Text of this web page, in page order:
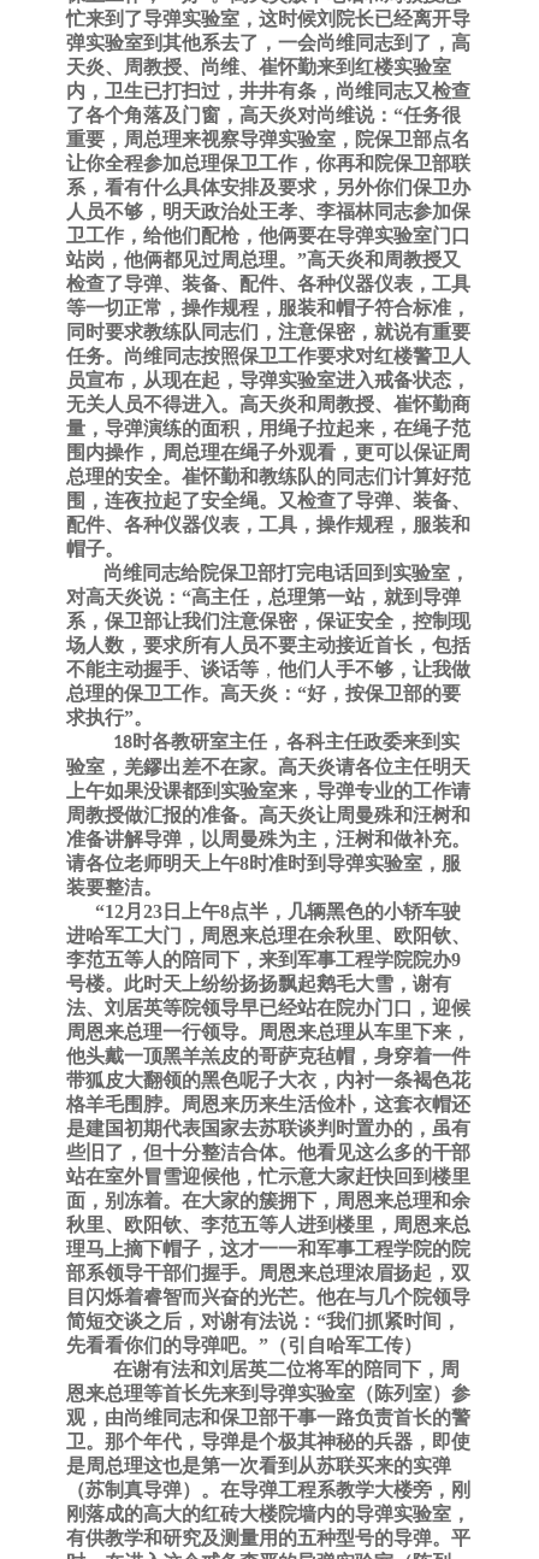
忙来到了导弹实验室，这时候刘院长已经离开导
弹实验室到其他系去了，一会尚维同志到了，高
天炎、周教授、尚维、崔怀勤来到红楼实验室
内，卫生已打扫过，井井有条，尚维同志又检查
了各个角落及门窗，高天炎对尚维说：“任务很
重要，周总理来视察导弹实验室，院保卫部点名
让你全程参加总理保卫工作，你再和院保卫部联
系，看有什么具体安排及要求，另外你们保卫办
人员不够，明天政治处王孝、李福林同志参加保
卫工作，给他们配枪，他俩要在导弹实验室门口
站岗，他俩都见过周总理。”高天炎和周教授又
检查了导弹、装备、配件、各种仪器仪表，工具
等一切正常，操作规程，服装和帽子符合标准，
同时要求教练队同志们，注意保密，就说有重要
任务。尚维同志按照保卫工作要求对红楼警卫人
员宣布，从现在起，导弹实验室进入戒备状态，
无关人员不得进入。高天炎和周教授、崔怀勤商
量，导弹演练的面积，用绳子拉起来，在绳子范
围内操作，周总理在绳子外观看，更可以保证周
总理的安全。崔怀勤和教练队的同志们计算好范
围，连夜拉起了安全绳。又检查了导弹、装备、
配件、各种仪器仪表，工具，操作规程，服装和
帽子。
尚维同志给院保卫部打完电话回到实验室，
对高天炎说： “高主任，总理第一站，就到导弹
系，保卫部让我们注意保密，保证安全，控制现
场人数，要求所有人员不要主动接近首长，包括
不能主动握手、谈话等， 他们人手不够，让我做
总理的保卫工作。高天炎： “好，按保卫部的要
求执行”。
18时各教研室主任，各科主任政委来到实
验室， 羌鏐出差不在家。高天炎请各位主任明天
上午如果没课都到实验室来，导弹专业的工作请
周教授做汇报的准备。 高天炎让周曼殊和汪树和
准备讲解导弹，以周曼殊为主， 汪树和做补充。
请各位老师明天上午8时准时到导弹实验室，服
装要整洁。
“12月23日上午8点半，几辆黑色的小轿车驶
进哈军工大门，周恩来总理在余秋里、欧阳钦、
李范五等人的陪同下，来到军事工程学院院办9
号楼。此时天上纷纷扬扬飘起鹅毛大雪，谢有
法、刘居英等院领导早已经站在院办门口，迎候
周恩来总理一行领导。周恩来总理从车里下来，
他头戴一顶黑羊羔皮的哥萨克毡帽，身穿着一件
带狐皮大翻领的黑色呢子大衣，内衬一条褐色花
格羊毛围脖。周恩来历来生活俭朴，这套衣帽还
是建国初期代表国家去苏联谈判时置办的，虽有
些旧了，但十分整洁合体。他看见这么多的干部
站在室外冒雪迎候他，忙示意大家赶快回到楼里
面，别冻着。在大家的簇拥下，周恩来总理和余
秋里、欧阳钦、李范五等人进到楼里，周恩来总
理马上摘下帽子，这才一一和军事工程学院的院
部系领导干部们握手。周恩来总理浓眉扬起，双
目闪烁着睿智而兴奋的光芒。他在与几个院领导
简短交谈之后，对谢有法说：“我们抓紧时间，
先看看你们的导弹吧。”（引自哈军工传）
在谢有法和刘居英二位将军的陪同下，周
恩来总理等首长先来到导弹实验室（陈列室）参
观，由尚维同志和保卫部干事一路负责首长的警
卫。那个年代，导弹是个极其神秘的兵器，即使
是周总理这也是第一次看到从苏联买来的实弹
（苏制真导弹）。在导弹工程系教学大楼旁，刚
刚落成的高大的红砖大楼院墙内的导弹实验室，
有供教学和研究及测量用的五种型号的导弹。平